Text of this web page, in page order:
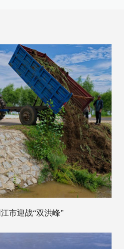
市迎战“双洪峰”